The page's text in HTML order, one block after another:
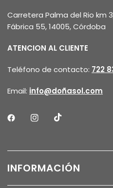
Carretera Palma del Rio km
Fábrica 55, 14005, Córdoba
ATENCION AL CLIENTE
Teléfono de contacto: 722
Email: info@doñasol.com
INFORMACIÓN